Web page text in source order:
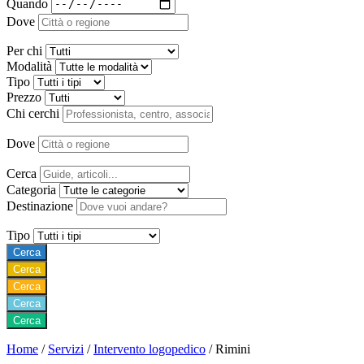
Quando
Dove
Per chi
Modalità
Tipo
Prezzo
Chi cerchi
Dove
Cerca
Categoria
Destinazione
Tipo
Cerca
Cerca
Cerca
Cerca
Cerca
Home / Servizi / Intervento logopedico / Rimini